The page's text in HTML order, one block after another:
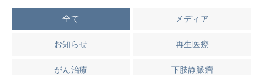
全て メディア
お知らせ 再生医療
がん治療 下肢静脈瘤